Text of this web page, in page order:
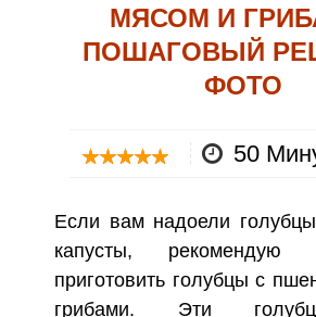
МЯСОМ И
ПОШАГОВЫЙ
ФОТО
50
Если вам надоели
капусты, рекомендую
приготовить голубцы с
грибами. Эти